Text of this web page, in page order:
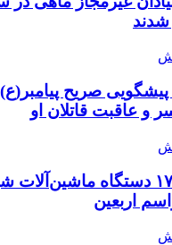
صریح
و عاقبت قاتلان او
اعزام ۱۷۰ دستگاه
اربعین